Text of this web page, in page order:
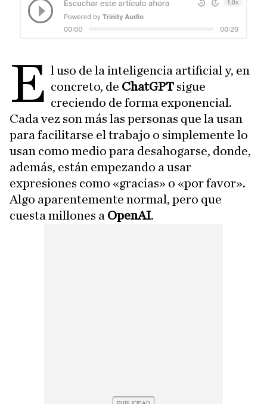
E l uso de la inteligencia artificial y, en
concreto, de ChatGPT sigue
creciendo de forma exponencial.
Cada vez son más las personas que la usan
para facilitarse el trabajo o simplemente lo
usan como medio para desahogarse, donde,
además, están empezando a usar
expresiones como «gracias» o «por favor».
Algo aparentemente normal, pero que
cuesta millones a OpenAI.